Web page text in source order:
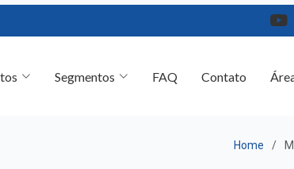
Segmentos FAQ Contato
Home